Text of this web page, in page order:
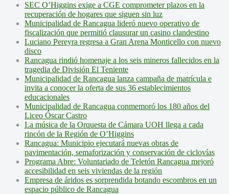
SEC O’Higgins exige a CGE comprometer plazos en la
recuperación de hogares que siguen sin luz
Municipalidad de Rancagua lideró nuevo operativo de
fiscalización que permitió clausurar un casino clandestino
Luciano Pereyra regresa a Gran Arena Monticello con nuevo
disco
Rancagua rindió homenaje a los seis mineros fallecidos en la
tragedia de División El Teniente
Municipalidad de Rancagua lanza campaña de matrícula e
invita a conocer la oferta de sus 36 establecimientos
educacionales
Municipalidad de Rancagua conmemoró los 180 años del
Liceo Óscar Castro
La música de la Orquesta de Cámara UOH llega a cada
rincón de la Región de O’Higgins
Rancagua: Municipio ejecutará nuevas obras de
pavimentación, semaforización y conservación de ciclovías
Programa Abre: Voluntariado de Teletón Rancagua mejoró
accesibilidad en seis viviendas de la región
Empresa de áridos es sorprendida botando escombros en un
espacio público de Rancagua